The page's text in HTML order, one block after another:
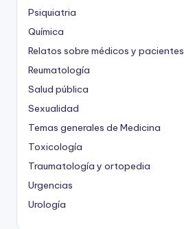
Psiquiatria
Química
Relatos sobre médicos y pacientes
Reumatología
Salud pública
Sexualidad
Temas generales de Medicina
Toxicología
Traumatología y ortopedia
Urgencias
Urología